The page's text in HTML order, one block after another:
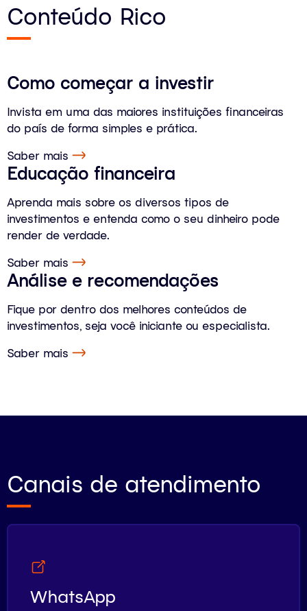
Conteúdo Rico
Como começar a investir
Invista em uma das maiores instituições financeiras
do país de forma simples e prática.
Saber mais
Educação financeira
Aprenda mais sobre os diversos tipos de
investimentos e entenda como o seu dinheiro pode
render de verdade.
Saber mais
Análise e recomendações
Fique por dentro dos melhores conteúdos de
investimentos, seja você iniciante ou especialista.
Saber mais
Canais de atendimento
WhatsApp